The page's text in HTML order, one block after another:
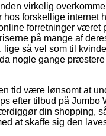
virkelig
hos forskellige internet
forretninger været
på mange af
lige så vel som til
nogle gange præstere
tid være lønsomt at
efter tilbud på Jumbo
din shopping,
at skaffe sig den